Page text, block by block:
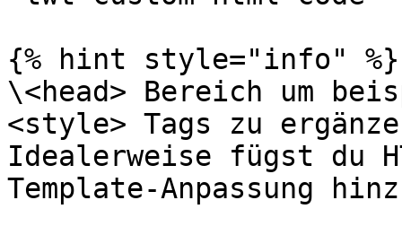
{% hint style="info" %}
\<head> Bereich um
<style> Tags zu
Idealerweise fügst du
Template-Anpassung